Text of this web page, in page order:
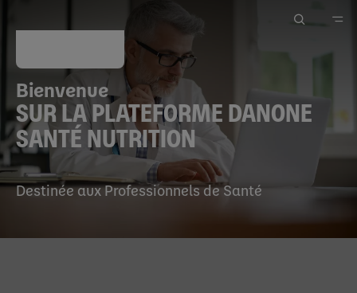
SUR LA PLATEFORME DANONE
SANTÉ NUTRITION
Bienvenue
Destinée aux Professionnels de Santé